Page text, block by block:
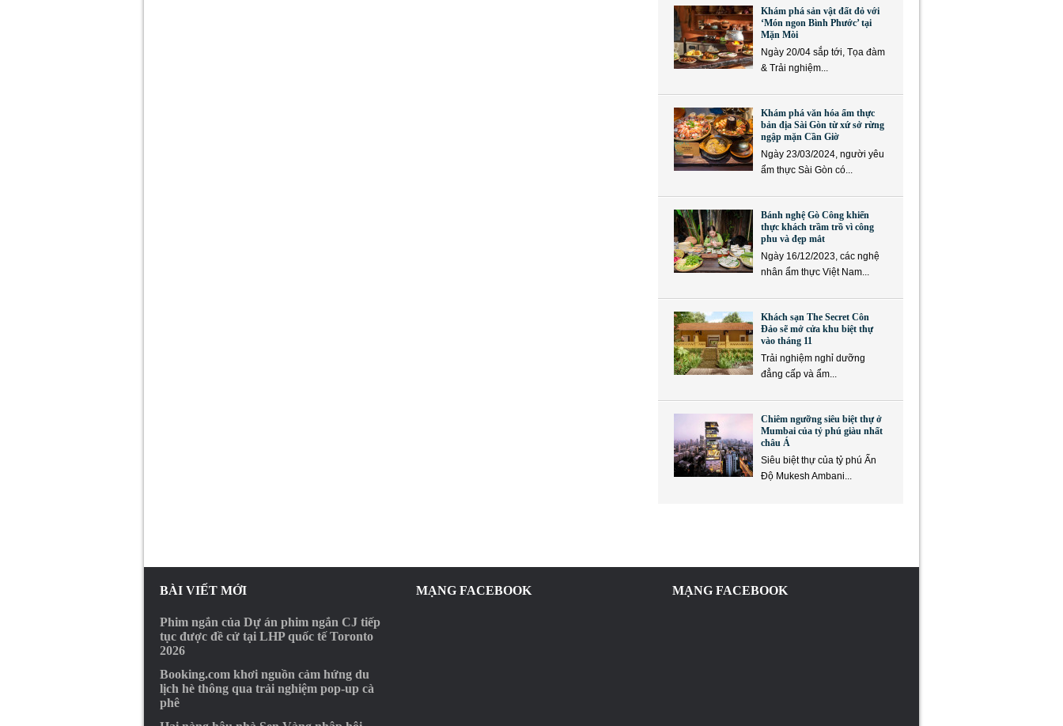
Khám phá sản vật đất đỏ với
‘Món ngon Bình Phước’ tại
Mặn Mòi
Ngày 20/04 sắp tới, Tọa đàm
& Trải nghiệm...
Khám phá văn hóa ẩm thực
bản địa Sài Gòn từ xứ sở rừng
ngập mặn Cần Giờ
Ngày 23/03/2024, người yêu
ẩm thực Sài Gòn có...
Bánh nghệ Gò Công khiến
thực khách trầm trồ vì công
phu và đẹp mắt
Ngày 16/12/2023, các nghệ
nhân ẩm thực Việt Nam...
Khách sạn The Secret Côn
Đảo sẽ mở cửa khu biệt thự
vào tháng 11
Trải nghiệm nghỉ dưỡng
đẳng cấp và ẩm...
Chiêm ngưỡng siêu biệt thự ở
Mumbai của tỷ phú giàu nhất
châu Á
Siêu biệt thự của tỷ phú Ấn
Độ Mukesh Ambani...
BÀI VIẾT MỚI
Phim ngắn của Dự án phim ngắn CJ tiếp
tục được đề cử tại LHP quốc tế Toronto
2026
Booking.com khơi nguồn cảm hứng du
lịch hè thông qua trải nghiệm pop-up cà
phê
MẠNG FACEBOOK MẠNG FACEBOOK